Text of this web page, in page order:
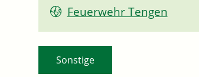
Feuerwehr Tengen
Sonstige